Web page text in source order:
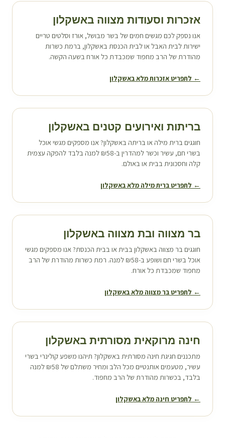
אזכרות וסעודות מצווה באשקלון
אנו נספק לכם מגשים חמים של בשר מבושל, אורז וסלטים טריים
ישירות לבית האבל או לבית הכנסת באשקלון, ברמת כשרות
מהודרת של הרב מחפוד שמכבדת כל אורח בשעה הקשה.
← לתפריט אזכרות מלא באשקלון
בריתות ואירועים קטנים באשקלון
חוגגים ברית מילה או בריתה באשקלון? אנו מספקים מגשי אוכל
בשרי חם, עשיר וכשר למהדרין ב-₪58 למנה בלבד להפקה עצמית
קלה וחסכונית בבית או באולם.
← לתפריט ברית מילה מלא באשקלון
בר מצווה ובת מצווה באשקלון
חוגגים בר מצווה באשקלון בבית או בבית הכנסת? אנו מספקים מגשי
אוכל בשרי חם ושופע ב-₪58 למנה. רמת כשרות מהודרת של הרב
מחפוד שמכבדת כל אורח.
← לתפריט בר מצווה מלא באשקלון
חינה מרוקאית מסורתית באשקלון
מתכננים חגיגת חינה מסורתית באשקלון? תיהנו משפע קולינרי בשרי
עשיר, מטעמים אותנטיים מכל הלב ומחיר משתלם של ₪58 למנה
בלבד, בכשרות מהודרת של הרב מחפוד.
← לתפריט חינה מלא באשקלון